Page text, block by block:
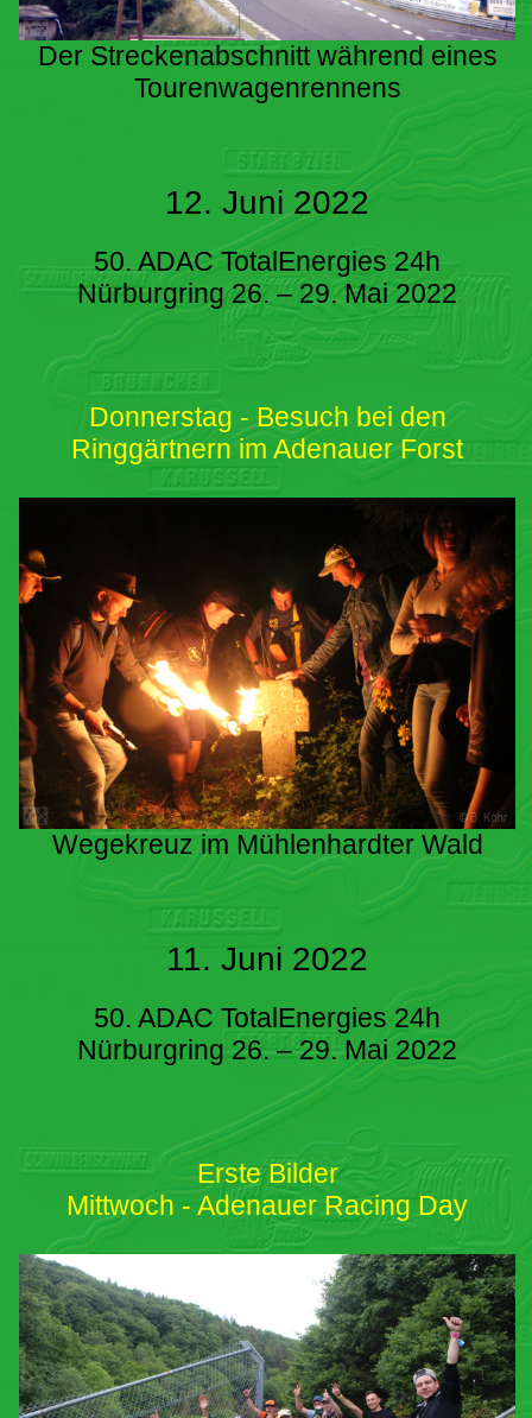
Der Streckenabschnitt während eines
Tourenwagenrennens
12. Juni 2022
50. ADAC TotalEnergies 24h
Nürburgring 26. – 29. Mai 2022
Donnerstag - Besuch bei den
Ringgärtnern im Adenauer Forst
Wegekreuz im Mühlenhardter Wald
11. Juni 2022
50. ADAC TotalEnergies 24h
Nürburgring 26. – 29. Mai 2022
Erste Bilder
Mittwoch - Adenauer Racing Day